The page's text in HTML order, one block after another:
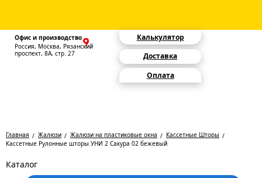
Офис и производство
Россия, Москва, Рязанский
проспект, 8А, стр. 27
Калькулятор
Доставка
Оплата
Главная Жалюзи Жалюзи на пластиковые окна
Кассетные Шторы
Кассетные Рулонные шторы УНИ 2 Сакура 02 бежевый
Каталог